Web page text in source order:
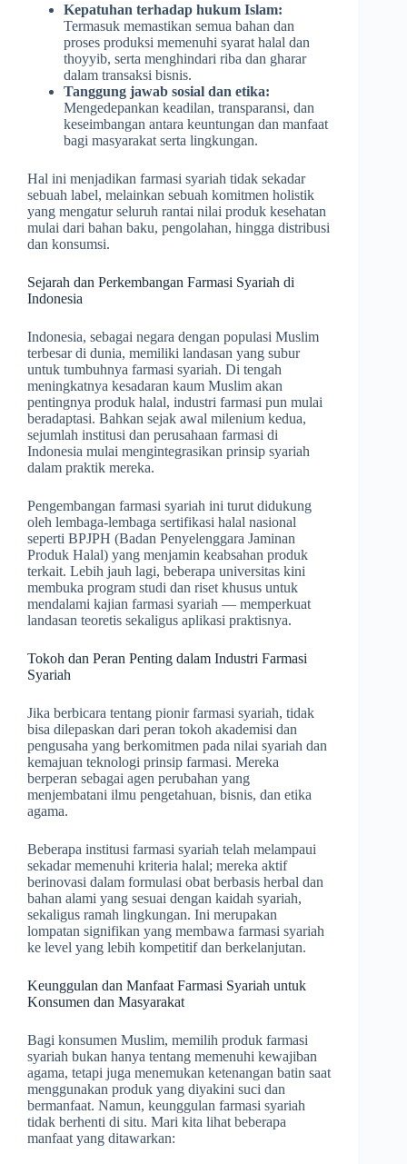
Kepatuhan terhadap hukum Islam:
Termasuk memastikan semua bahan dan
proses produksi memenuhi syarat halal dan
thoyyib, serta menghindari riba dan gharar
dalam transaksi bisnis.
Tanggung jawab sosial dan etika:
Mengedepankan keadilan, transparansi, dan
keseimbangan antara keuntungan dan manfaat
bagi masyarakat serta lingkungan.
Hal ini menjadikan farmasi syariah tidak sekadar
sebuah label, melainkan sebuah komitmen holistik
yang mengatur seluruh rantai nilai produk kesehatan
mulai dari bahan baku, pengolahan, hingga distribusi
dan konsumsi.
Sejarah dan Perkembangan Farmasi Syariah di
Indonesia
Indonesia, sebagai negara dengan populasi Muslim
terbesar di dunia, memiliki landasan yang subur
untuk tumbuhnya farmasi syariah. Di tengah
meningkatnya kesadaran kaum Muslim akan
pentingnya produk halal, industri farmasi pun mulai
beradaptasi. Bahkan sejak awal milenium kedua,
sejumlah institusi dan perusahaan farmasi di
Indonesia mulai mengintegrasikan prinsip syariah
dalam praktik mereka.
Pengembangan farmasi syariah ini turut didukung
oleh lembaga-lembaga sertifikasi halal nasional
seperti BPJPH (Badan Penyelenggara Jaminan
Produk Halal) yang menjamin keabsahan produk
terkait. Lebih jauh lagi, beberapa universitas kini
membuka program studi dan riset khusus untuk
mendalami kajian farmasi syariah — memperkuat
landasan teoretis sekaligus aplikasi praktisnya.
Tokoh dan Peran Penting dalam Industri Farmasi
Syariah
Jika berbicara tentang pionir farmasi syariah, tidak
bisa dilepaskan dari peran tokoh akademisi dan
pengusaha yang berkomitmen pada nilai syariah dan
kemajuan teknologi prinsip farmasi. Mereka
berperan sebagai agen perubahan yang
menjembatani ilmu pengetahuan, bisnis, dan etika
agama.
Beberapa institusi farmasi syariah telah melampaui
sekadar memenuhi kriteria halal; mereka aktif
berinovasi dalam formulasi obat berbasis herbal dan
bahan alami yang sesuai dengan kaidah syariah,
sekaligus ramah lingkungan. Ini merupakan
lompatan signifikan yang membawa farmasi syariah
ke level yang lebih kompetitif dan berkelanjutan.
Keunggulan dan Manfaat Farmasi Syariah untuk
Konsumen dan Masyarakat
Bagi konsumen Muslim, memilih produk farmasi
syariah bukan hanya tentang memenuhi kewajiban
agama, tetapi juga menemukan ketenangan batin saat
menggunakan produk yang diyakini suci dan
bermanfaat. Namun, keunggulan farmasi syariah
tidak berhenti di situ. Mari kita lihat beberapa
manfaat yang ditawarkan: